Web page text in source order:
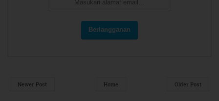
Newer Post Older Post
Home